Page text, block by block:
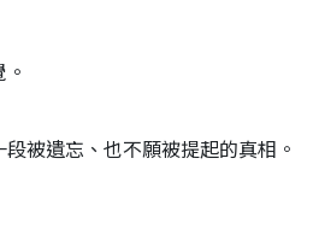
被遺忘、也不願被提起的真相。